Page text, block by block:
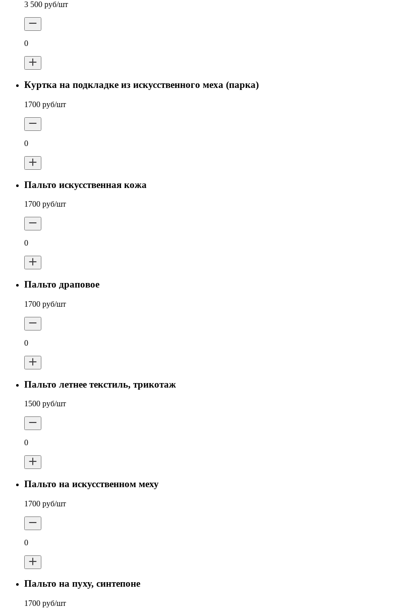
3 500 руб/шт
0
Куртка на подкладке из искусственного меха (парка)
1700 руб/шт
0
Пальто искусственная кожа
1700 руб/шт
0
Пальто драповое
1700 руб/шт
0
Пальто летнее текстиль, трикотаж
1500 руб/шт
0
Пальто на искусственном меху
1700 руб/шт
0
Пальто на пуху, синтепоне
1700 руб/шт